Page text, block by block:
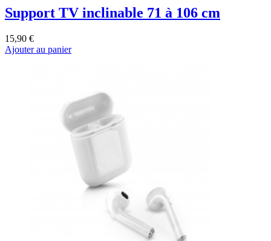
Support TV inclinable 71 à 106 cm
15,90 €
Ajouter au panier